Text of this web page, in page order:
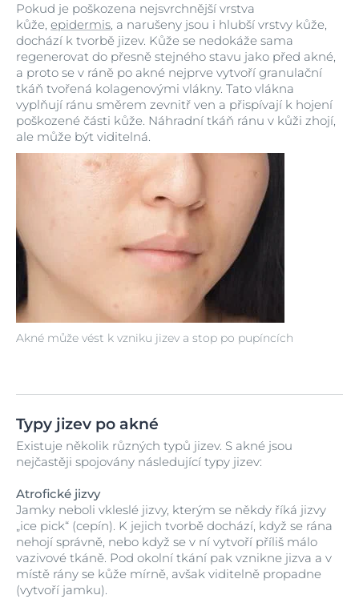
Akné může vést k vzniku jizev a stop po pupíncích
Pokud je poškozena nejsvrchnější vrstva
kůže, epidermis, a narušeny jsou i hlubší vrstvy kůže,
dochází k tvorbě jizev. Kůže se nedokáže sama
regenerovat do přesně stejného stavu jako před akné,
a proto se v ráně po akné nejprve vytvoří granulační
tkáň tvořená kolagenovými vlákny. Tato vlákna
vyplňují ránu směrem zevnitř ven a přispívají k hojení
poškozené části kůže. Náhradní tkáň ránu v kůži zhojí,
ale může být viditelná.
Typy jizev po akné
Existuje několik různých typů jizev. S akné jsou
nejčastěji spojovány následující typy jizev:
Atrofické jizvy
Jamky neboli vkleslé jizvy, kterým se někdy říká jizvy
„ice pick“ (cepín). K jejich tvorbě dochází, když se rána
nehojí správně, nebo když se v ní vytvoří příliš málo
vazivové tkáně. Pod okolní tkání pak vznikne jizva a v
místě rány se kůže mírně, avšak viditelně propadne
(vytvoří jamku).